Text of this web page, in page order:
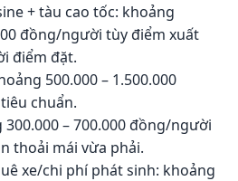
+ tàu cao tốc: khoảng
đồng/người tùy điểm xuất
điểm đặt.
500.000 – 1.500.000
chuẩn.
– 700.000 đồng/người
thoải mái vừa phải.
xe/chi phí phát sinh: khoảng